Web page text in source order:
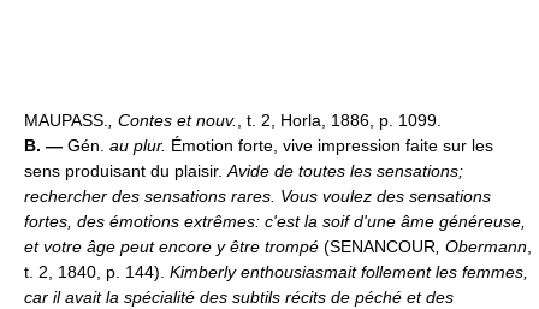
MAUPASS., Contes et nouv., t. 2, Horla, 1886, p. 1099.
B. — Gén. au plur. Émotion forte, vive impression faite sur les
sens produisant du plaisir.Avide de toutes les sensations;
rechercher des sensations rares. Vous voulez des sensations
fortes, des émotions extrêmes: c'est la soif d'une âme généreuse,
et votre âge peut encore y être trompé (SENANCOUR, Obermann,
t. 2, 1840, p. 144). Kimberly enthousiasmait follement les femmes,
car il avait la spécialité des subtils récits de péché et des